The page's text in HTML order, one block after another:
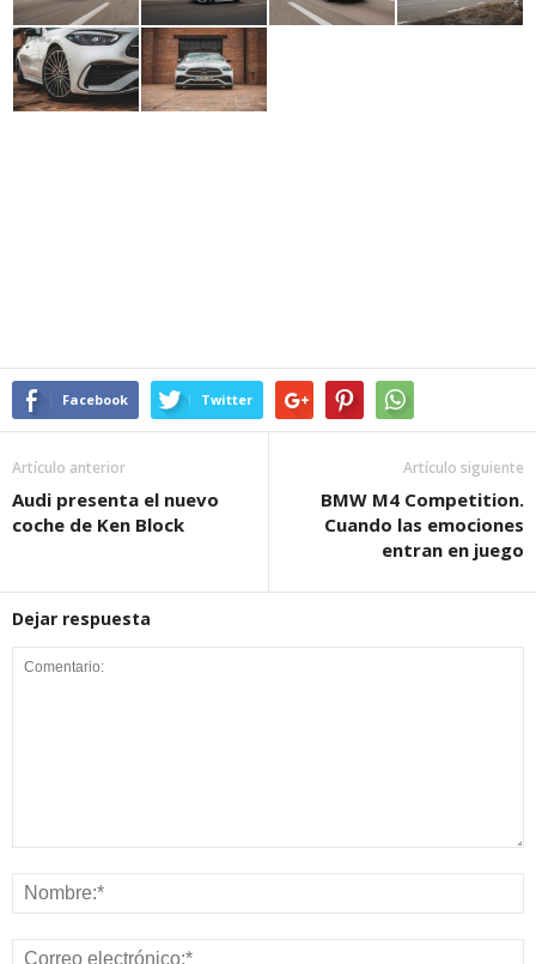
Facebook Twitter
Artículo anterior
Audi presenta el nuevo
coche de Ken Block
Artículo siguiente
BMW M4 Competition.
Cuando las emociones
entran en juego
Dejar respuesta